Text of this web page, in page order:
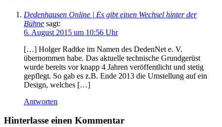
Dedenhausen Online | Es gibt einen Wechsel hinter der
Bühne sagt:
6. August 2015 um 10:56 Uhr
[…] Holger Radtke im Namen des DedenNet e. V.
übernommen habe. Das aktuelle technische Grundgerüst
wurde bereits vor knapp 4 Jahren veröffentlicht und stetig
gepflegt. So gab es z.B. Ende 2013 die Umstellung auf ein
Design, welches […]
Antworten
Hinterlasse einen Kommentar